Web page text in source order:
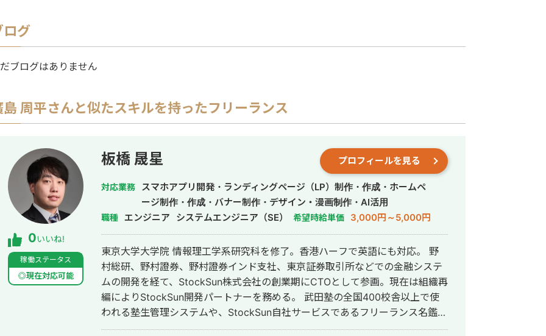
ログ
ブログはありません
島 周平さんと似たスキルを持ったフリーランス
0いいね!
稼働ステータス
◎現在対応可能
板橋 晟星 プロフィールを見る
対応業務
スマホアプリ開発・ランディングページ（LP）制作・作成・ホームペ
ージ制作・作成・バナー制作・デザイン・漫画制作・AI活用
職種 エンジニア システムエンジニア（SE） 希望時給単価 3,000円～5,000円
東京大学大学院 情報理工学系研究科を修了。香港ハーフで英語にも対応。 野
村総研、野村證券、野村證券インド支社、東京証券取引所などでの金融システ
ムの開発を経て、StockSun株式会社の創業期にCTOとして参画。現在は組織再
編によりStockSun開発パートナーを務める。 武田塾の全国400校舎以上で使
われる塾生管理システムや、StockSun自社サービスであるフリーランス名鑑、
マッチングアプリのフェリ恋、年収チャンネルの転職者と企業のマッチングサ